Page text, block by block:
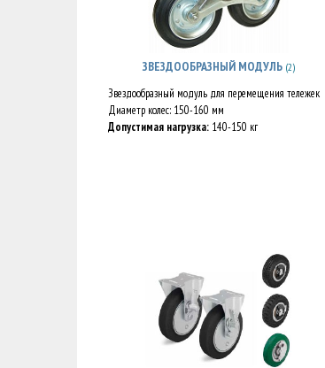
ЗВЕЗДООБРАЗНЫЙ МОДУЛЬ (2)
Звездообразный модуль для перемещения тележек
Диаметр колес: 150-160 мм
Допустимая нагрузка: 140-150 кг